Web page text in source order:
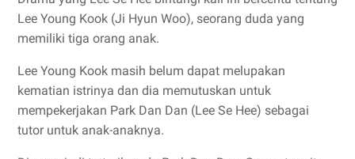
Lee Young Kook (Ji Hyun Woo), seorang duda yang
memiliki tiga orang anak.
Lee Young Kook masih belum dapat melupakan
kematian istrinya dan dia memutuskan untuk
mempekerjakan Park Dan Dan (Lee Se Hee) sebagai
tutor untuk anak-anaknya.